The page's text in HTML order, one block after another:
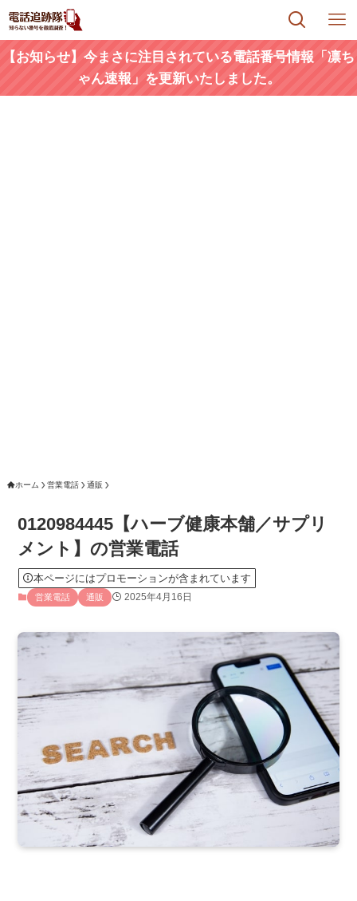
【お知らせ】今まさに注目されている電話番号情報「凛ち
ゃん速報」を更新いたしました。
ホーム 営業電話 通販
0120984445【ハーブ健康本舗／サプリ
メント】の営業電話
本ページにはプロモーションが含まれています
営業電話 通販 2025年4月16日